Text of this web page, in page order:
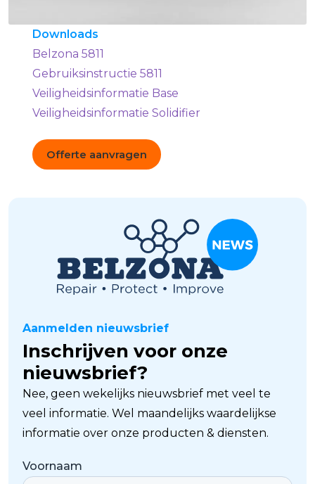
Downloads
Belzona 5811
Gebruiksinstructie 5811
Veiligheidsinformatie Base
Veiligheidsinformatie Solidifier
Offerte aanvragen
Aanmelden nieuwsbrief
Inschrijven voor onze
nieuwsbrief?
Nee, geen wekelijks nieuwsbrief met veel te
veel informatie. Wel maandelijks waardelijkse
informatie over onze producten & diensten.